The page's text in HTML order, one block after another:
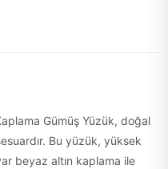
Gümüş Yüzük, doğal
Bu yüzük, yüksek
beyaz altın kaplama ile